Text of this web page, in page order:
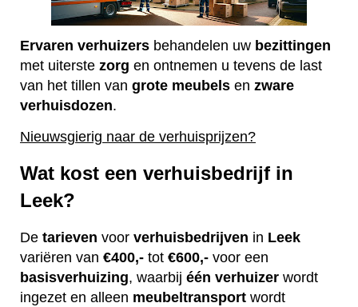
Ervaren verhuizers behandelen uw bezittingen
met uiterste zorg en ontnemen u tevens de last
van het tillen van grote meubels en zware
verhuisdozen.
Nieuwsgierig naar de verhuisprijzen?
Wat kost een verhuisbedrijf in
Leek?
De tarieven voor verhuisbedrijven in Leek
variëren van €400,- tot €600,- voor een
basisverhuizing, waarbij één verhuizer wordt
ingezet en alleen meubeltransport wordt